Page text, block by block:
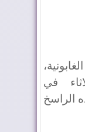
في
الراسخ